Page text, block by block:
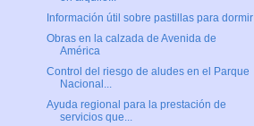
Información útil sobre pastillas para dormir
Obras en la calzada de Avenida de
América
Control del riesgo de aludes en el Parque
Nacional...
Ayuda regional para la prestación de
servicios que...